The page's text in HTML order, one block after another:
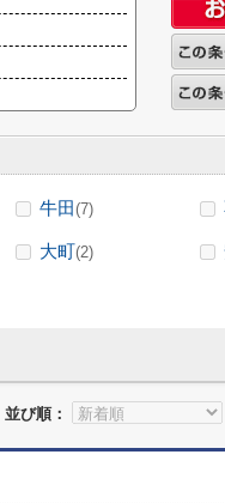
牛田(7)
大町(2)
並び順：